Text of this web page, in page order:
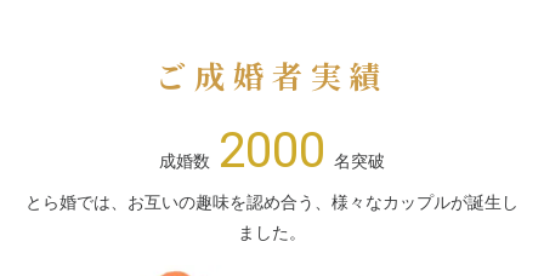
ご成婚者実績
成婚数 2000 名突破
とら婚では、お互いの趣味を認め合う、様々なカップルが誕生し
ました。